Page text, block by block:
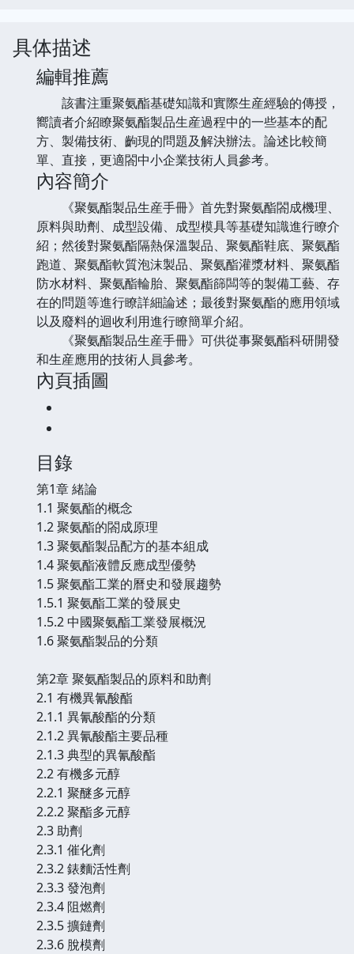
具体描述
編輯推薦
該書注重聚氨酯基礎知識和實際生産經驗的傳授，
嚮讀者介紹瞭聚氨酯製品生産過程中的一些基本的配
方、製備技術、齣現的問題及解決辦法。論述比較簡
單、直接，更適閤中小企業技術人員參考。
內容簡介
《聚氨酯製品生産手冊》首先對聚氨酯閤成機理、
原料與助劑、成型設備、成型模具等基礎知識進行瞭介
紹；然後對聚氨酯隔熱保溫製品、聚氨酯鞋底、聚氨酯
跑道、聚氨酯軟質泡沫製品、聚氨酯灌漿材料、聚氨酯
防水材料、聚氨酯輪胎、聚氨酯篩闆等的製備工藝、存
在的問題等進行瞭詳細論述；最後對聚氨酯的應用領域
以及廢料的迴收利用進行瞭簡單介紹。
《聚氨酯製品生産手冊》可供從事聚氨酯科研開發
和生産應用的技術人員參考。
內頁插圖
目錄
第1章 緒論
1.1 聚氨酯的概念
1.2 聚氨酯的閤成原理
1.3 聚氨酯製品配方的基本組成
1.4 聚氨酯液體反應成型優勢
1.5 聚氨酯工業的曆史和發展趨勢
1.5.1 聚氨酯工業的發展史
1.5.2 中國聚氨酯工業發展概況
1.6 聚氨酯製品的分類
第2章 聚氨酯製品的原料和助劑
2.1 有機異氰酸酯
2.1.1 異氰酸酯的分類
2.1.2 異氰酸酯主要品種
2.1.3 典型的異氰酸酯
2.2 有機多元醇
2.2.1 聚醚多元醇
2.2.2 聚酯多元醇
2.3 助劑
2.3.1 催化劑
2.3.2 錶麵活性劑
2.3.3 發泡劑
2.3.4 阻燃劑
2.3.5 擴鏈劑
2.3.6 脫模劑